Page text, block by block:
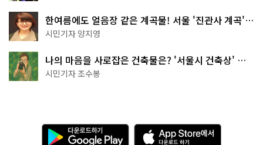
한여름에도 얼음장 같은 계곡물! 서울 '진관사 계곡'이
천국이네~
시민기자 양지영
나의 마음을 사로잡은 건축물은? '서울시 건축상' 수
상작 공개!
시민기자 조수봉
다
운
A
p